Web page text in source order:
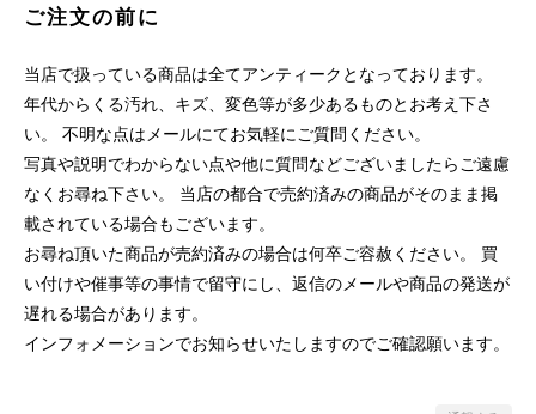
ご注文の前に
当店で扱っている商品は全てアンティークとなっております。
年代からくる汚れ、キズ、変色等が多少あるものとお考え下さ
い。 不明な点はメールにてお気軽にご質問ください。
写真や説明でわからない点や他に質問などございましたらご遠慮
なくお尋ね下さい。 当店の都合で売約済みの商品がそのまま掲
載されている場合もございます。
お尋ね頂いた商品が売約済みの場合は何卒ご容赦ください。 買
い付けや催事等の事情で留守にし、返信のメールや商品の発送が
遅れる場合があります。
インフォメーションでお知らせいたしますのでご確認願います。